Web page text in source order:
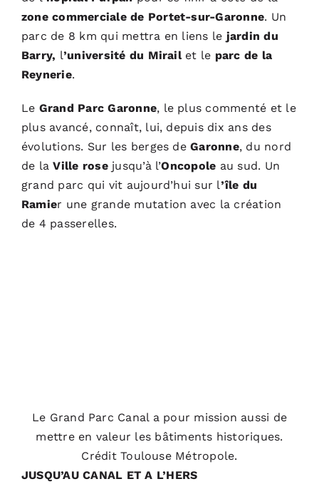
zone commerciale de Portet-sur-Garonne. Un
parc de 8 km qui mettra en liens le jardin du
Barry, l’université du Mirailet le parc de la
Reynerie.
Le Grand Parc Garonne, le plus commenté et le
plus avancé, connaît, lui, depuis dix ans des
évolutions. Sur les berges deGaronne, du nord
de laVille rosejusqu’à l’Oncopole au sud. Un
grand parc qui vit aujourd’hui sur l’île du
Ramier une grande mutation avec la création
de 4 passerelles.
Le Grand Parc Canal a pour mission aussi de
mettre en valeur les bâtiments historiques.
Crédit Toulouse Métropole.
JUSQU’AU CANAL ET A L’HERS